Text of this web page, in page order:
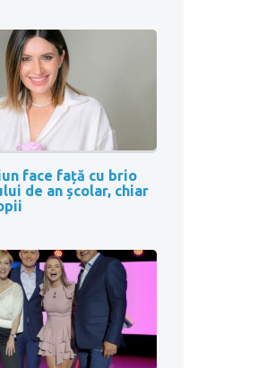
face față cu brio
de an școlar, chiar